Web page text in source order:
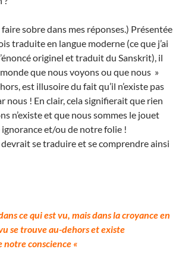
sobre dans mes réponses.) Présentée
traduite en langue moderne (ce que j’ai
originel et traduit du Sanskrit), il
que nous voyons ou que nous »
est illusoire du fait qu’il n’existe pas
nous ! En clair, cela signifierait que rien
n’existe et que nous sommes le jouet
et/ou de notre folie !
devrait se traduire et se comprendre ainsi
ce qui est vu, mais dans la croyance en
se trouve au-dehors et existe
conscience «